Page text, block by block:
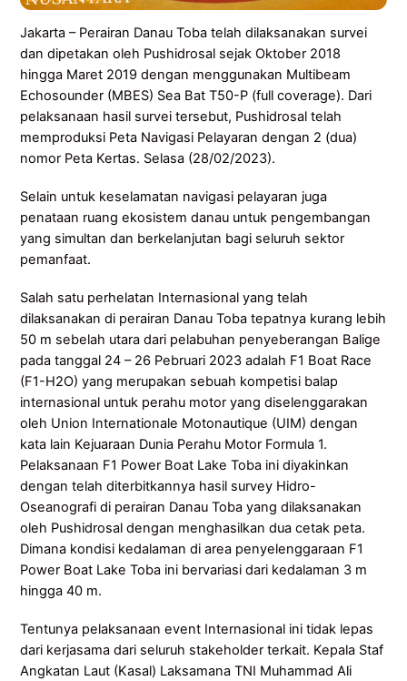
Jakarta – Perairan Danau Toba telah dilaksanakan survei
dan dipetakan oleh Pushidrosal sejak Oktober 2018
hingga Maret 2019 dengan menggunakan Multibeam
Echosounder (MBES) Sea Bat T50-P (full coverage). Dari
pelaksanaan hasil survei tersebut, Pushidrosal telah
memproduksi Peta Navigasi Pelayaran dengan 2 (dua)
nomor Peta Kertas. Selasa (28/02/2023).
Selain untuk keselamatan navigasi pelayaran juga
penataan ruang ekosistem danau untuk pengembangan
yang simultan dan berkelanjutan bagi seluruh sektor
pemanfaat.
Salah satu perhelatan Internasional yang telah
dilaksanakan di perairan Danau Toba tepatnya kurang lebih
50 m sebelah utara dari pelabuhan penyeberangan Balige
pada tanggal 24 – 26 Pebruari 2023 adalah F1 Boat Race
(F1-H2O) yang merupakan sebuah kompetisi balap
internasional untuk perahu motor yang diselenggarakan
oleh Union Internationale Motonautique (UIM) dengan
kata lain Kejuaraan Dunia Perahu Motor Formula 1.
Pelaksanaan F1 Power Boat Lake Toba ini diyakinkan
dengan telah diterbitkannya hasil survey Hidro-
Oseanografi di perairan Danau Toba yang dilaksanakan
oleh Pushidrosal dengan menghasilkan dua cetak peta.
Dimana kondisi kedalaman di area penyelenggaraan F1
Power Boat Lake Toba ini bervariasi dari kedalaman 3 m
hingga 40 m.
Tentunya pelaksanaan event Internasional ini tidak lepas
dari kerjasama dari seluruh stakeholder terkait. Kepala Staf
Angkatan Laut (Kasal) Laksamana TNI Muhammad Ali